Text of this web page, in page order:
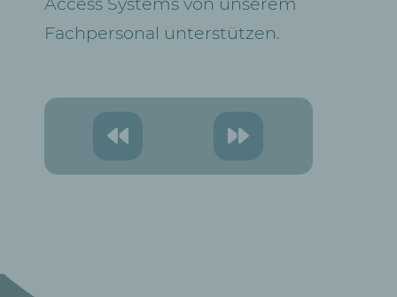
Fachpersonal unterstützen.